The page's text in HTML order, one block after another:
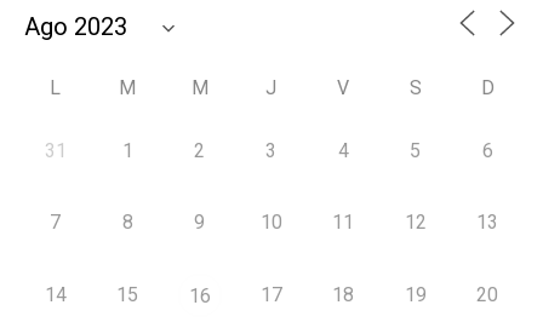
L M M J V S D
31 1 2 3 4 5 6
7 8 9 10 11 12 13
14 15 16 17 18 19 20